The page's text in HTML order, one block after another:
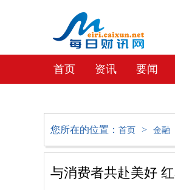
首页 资讯 要闻
您所在的位置： 首页 > 金融
与消费者共赴美好